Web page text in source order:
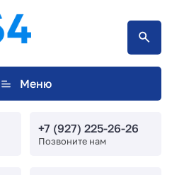
Меню
+7 (927) 225-26-26
Позвоните нам